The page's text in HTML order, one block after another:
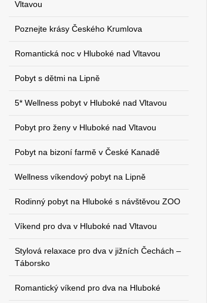
Vltavou
Poznejte krásy Českého Krumlova
Romantická noc v Hluboké nad Vltavou
Pobyt s dětmi na Lipně
5* Wellness pobyt v Hluboké nad Vltavou
Pobyt pro ženy v Hluboké nad Vltavou
Pobyt na bizoní farmě v České Kanadě
Wellness víkendový pobyt na Lipně
Rodinný pobyt na Hluboké s návštěvou ZOO
Víkend pro dva v Hluboké nad Vltavou
Stylová relaxace pro dva v jižních Čechách –
Táborsko
Romantický víkend pro dva na Hluboké